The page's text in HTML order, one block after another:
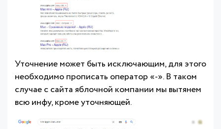
Уточнение может быть исключающим, для этого
необходимо прописать оператор «-». В таком
случае с сайта яблочной компании мы вытянем
всю инфу, кроме уточняющей.